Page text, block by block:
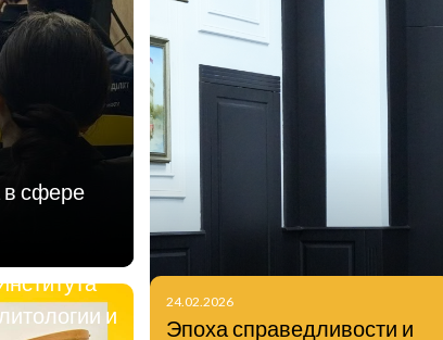
в сфере
24.02.2026
Эпоха справедливости и
и